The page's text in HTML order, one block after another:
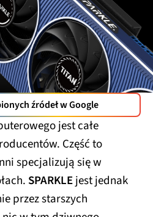
źródeł w Google
jest całe
Część to
specjalizują się w
SPARKLEjest jednak
przez starszych